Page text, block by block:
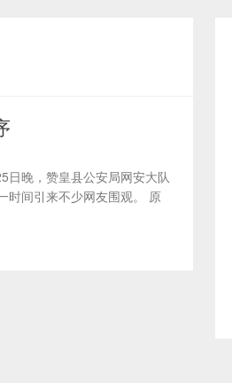
日晚，赞皇县公安局网安大队
时间引来不少网友围观。 原